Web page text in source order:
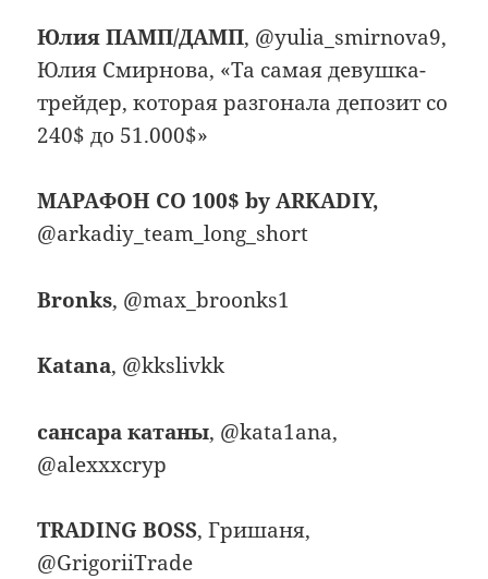
Юлия ПАМП/ДАМП, @yulia_smirnova9,
Юлия Смирнова, «Та самая девушка-
трейдер, которая разгонала депозит со
240$ до 51.000$»
МАРАФОН СО 100$ by ARKADIY,
@arkadiy_team_long_short
Bronks, @max_broonks1
Katana, @kkslivkk
сансара катаны, @kata1ana,
@alexxxcryp
TRADING BOSS, Гришаня,
@GrigoriiTrade